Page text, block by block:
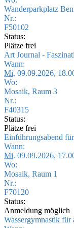
Wanderparkplatz
Nr.:
F50102
Status:
Plätze frei
Art Journal -
Wann:
Mi. 09.09.2026,
Wo:
Mosaik, Raum 3
Nr.:
F40315
Status:
Plätze frei
Einführungsabend
Wann:
Mi. 09.09.2026,
Wo:
Mosaik, Raum 1
Nr.:
F70120
Status:
Anmeldung möglich
Wassergymnastik